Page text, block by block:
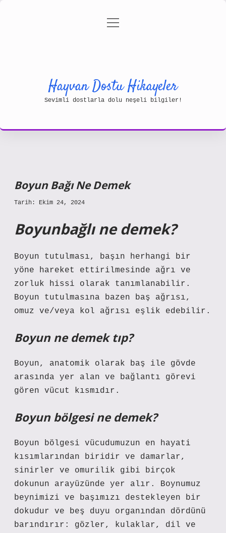
Gizlilik Politikası
menüyü
Hayvan Dostu Hikayeler
Sevimli dostlarla dolu neşeli bilgiler!
Boyun Bağı Ne Demek
Tarih: Ekim 24, 2024
Boyunbağlı ne demek?
Boyun tutulması, başın herhangi bir
yöne hareket ettirilmesinde ağrı ve
zorluk hissi olarak tanımlanabilir.
Boyun tutulmasına bazen baş ağrısı,
omuz ve/veya kol ağrısı eşlik edebilir.
Boyun ne demek tıp?
Boyun, anatomik olarak baş ile gövde
arasında yer alan ve bağlantı görevi
gören vücut kısmıdır.
Boyun bölgesi ne demek?
Boyun bölgesi vücudumuzun en hayati
kısımlarından biridir ve damarlar,
sinirler ve omurilik gibi birçok
dokunun arayüzünde yer alır. Boynumuz
beynimizi ve başımızı destekleyen bir
dokudur ve beş duyu organından dördünü
barındırır: gözler, kulaklar, dil ve